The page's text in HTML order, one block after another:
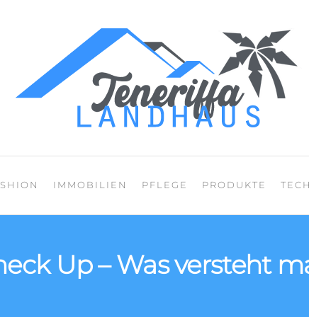
IMMOBILIEN PFLEGE PRODUKTE
Up – Was versteht